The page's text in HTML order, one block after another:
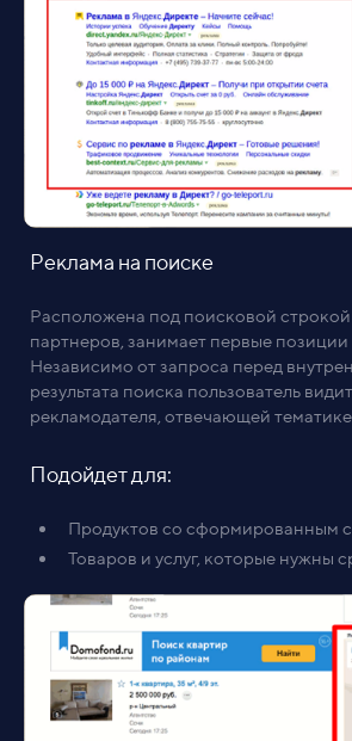
Реклама на поиске
Расположена под поисковой строкой
партнеров, занимает первые позиции
Независимо от запроса перед
результата поиска пользователь
рекламодателя, отвечающей тематике
Подойдет для:
Продуктов со сформированным
Товаров и услуг, которые нужны